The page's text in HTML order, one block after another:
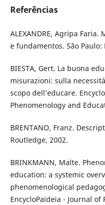
Referências
ALEXANDRE, Agripa
e fundamentos. São Paulo:
BIESTA, Gert. La buona
misurazioni: sulla
scopo dell’educare.
Phenomenology and
BRENTANO, Franz.
Routledge, 2002.
BRINKMANN, Malte.
education: a systemic
phenomenological
EncycloPaideia - Journal